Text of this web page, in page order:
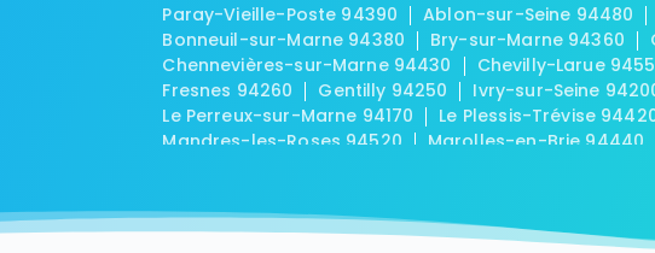
Paray-Vieille-Poste 94390 Ablon-sur-Seine 94480
Bonneuil-sur-Marne 94380
Bry-sur-Marne 94360
Chennevières-sur-Marne 94430
Chevilly-Larue
Fresnes 94260
Gentilly 94250 Ivry-sur-Seine
Le Perreux-sur-Marne 94170
Le Plessis-Trévise
Mandres-les-Roses 94520
Marolles-en-Brie 94440
Villecresnes 94440
Villejuif 94800
Vincennes 94300
Vitry-sur-Seine 94400